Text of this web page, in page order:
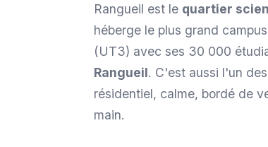
Rangueil est le quartier
héberge le plus grand
(UT3) avec ses 30 000
Rangueil. C'est aussi l'un
résidentiel, calme, bordé de
main.